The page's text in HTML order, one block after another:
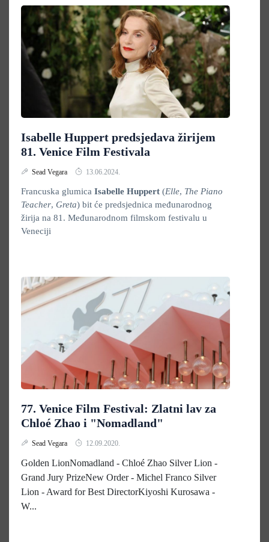
Isabelle Huppert predsjedava žirijem
81. Venice Film Festivala
Sead Vegara 13.06.2024.
Francuska glumica Isabelle Huppert (Elle, The Piano
Teacher, Greta) bit će predsjednica međunarodnog
žirija na 81. Međunarodnom filmskom festivalu u
Veneciji
77. Venice Film Festival: Zlatni lav za
Chloé Zhao i "Nomadland"
Sead Vegara 12.09.2020.
Golden LionNomadland - Chloé Zhao Silver Lion -
Grand Jury PrizeNew Order - Michel Franco Silver
Lion - Award for Best DirectorKiyoshi Kurosawa -
W...